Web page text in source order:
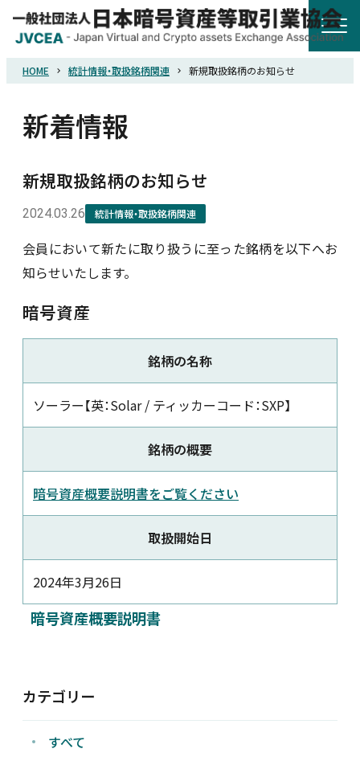
HOME
協会概要
規則・ガイドライン
詐欺関連情報
お問い合わせ
JP
HOME 統計情報・取扱銘柄関連 新規取扱銘柄のお知らせ
新着情報
新規取扱銘柄のお知らせ
2024.03.26 統計情報・取扱銘柄関連
会員において新たに取り扱うに至った銘柄を以下へお
知らせいたします。
暗号資産
銘柄の名称
ソーラー【英：Solar / ティッカーコード：SXP】
銘柄の概要
暗号資産概要説明書をご覧ください
取扱開始日
2024年3月26日
暗号資産概要説明書
カテゴリー
すべて